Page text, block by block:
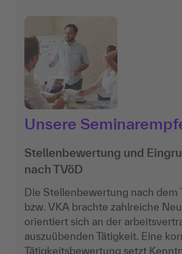
Unsere
Stellenbewertung und
nach TVöD
Die Stellenbewertung nach dem
bzw. VKA brachte zahlreiche
orientiert sich an der
auszuübenden Tätigkeit. Eine
Tätigkeitsbewertung setzt